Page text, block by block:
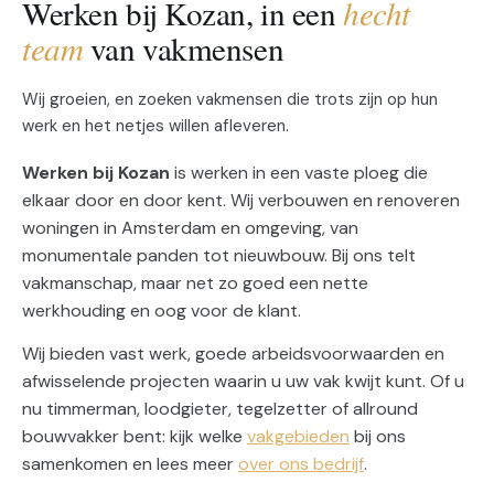
Werken bij Kozan, in eenhecht
teamvan vakmensen
Wij groeien, en zoeken vakmensen die trots zijn op hun
werk en het netjes willen afleveren.
Werken bij Kozan is werken in een vaste ploeg die
elkaar door en door kent. Wij verbouwen en renoveren
woningen in Amsterdam en omgeving, van
monumentale panden tot nieuwbouw. Bij ons telt
vakmanschap, maar net zo goed een nette
werkhouding en oog voor de klant.
Wij bieden vast werk, goede arbeidsvoorwaarden en
afwisselende projecten waarin u uw vak kwijt kunt. Of u
nu timmerman, loodgieter, tegelzetter of allround
bouwvakker bent: kijk welke vakgebieden bij ons
samenkomen en lees meerover ons bedrijf.